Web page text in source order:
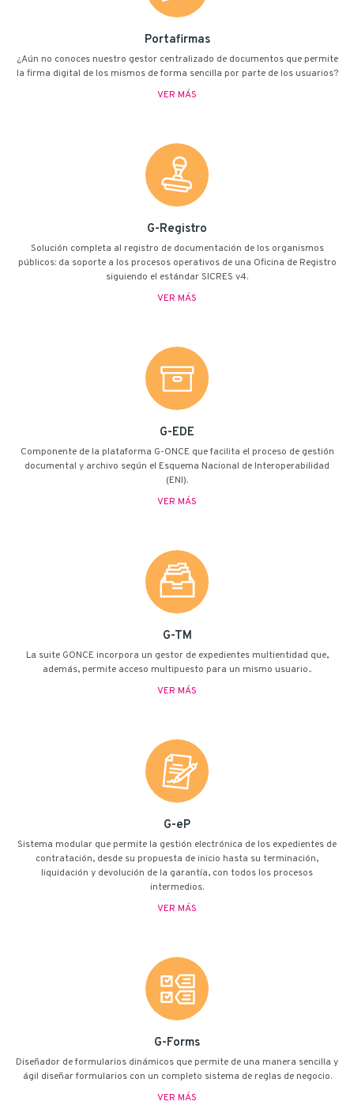
Portafirmas
¿Aún no conoces nuestro gestor centralizado de documentos que permite
la firma digital de los mismos de forma sencilla por parte de los usuarios?
VER MÁS
G-Registro
Solución completa al registro de documentación de los organismos
públicos: da soporte a los procesos operativos de una Oficina de Registro
siguiendo el estándar SICRES v4.
VER MÁS
G-EDE
Componente de la plataforma G-ONCE que facilita el proceso de gestión
documental y archivo según el Esquema Nacional de Interoperabilidad
(ENI).
VER MÁS
G-TM
La suite G·ONCE incorpora un gestor de expedientes multientidad que,
además, permite acceso multipuesto para un mismo usuario..
VER MÁS
G-eP
Sistema modular que permite la gestión electrónica de los expedientes de
contratación, desde su propuesta de inicio hasta su terminación,
liquidación y devolución de la garantía, con todos los procesos
intermedios.
VER MÁS
G-Forms
Diseñador de formularios dinámicos que permite de una manera sencilla y
ágil diseñar formularios con un completo sistema de reglas de negocio.
VER MÁS